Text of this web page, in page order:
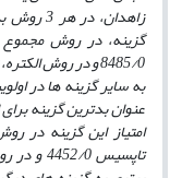
زاهدان،
عنوان بدترین گزینه
تاپسیس